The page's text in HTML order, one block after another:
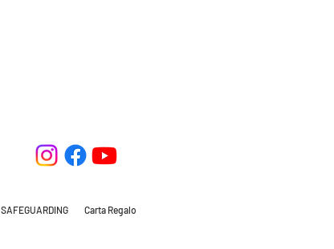
SAFEGUARDING Carta Regalo